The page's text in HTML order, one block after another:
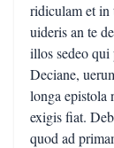
ridiculam et in
uideris an te
illos sedeo qui
Deciane,
longa epistola
exigis fiat.
quod ad